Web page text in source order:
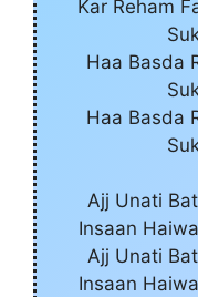
Kar Reham
Haa Basda
Haa Basda
Ajj Unati
Insaan
Ajj Unati
Insaan